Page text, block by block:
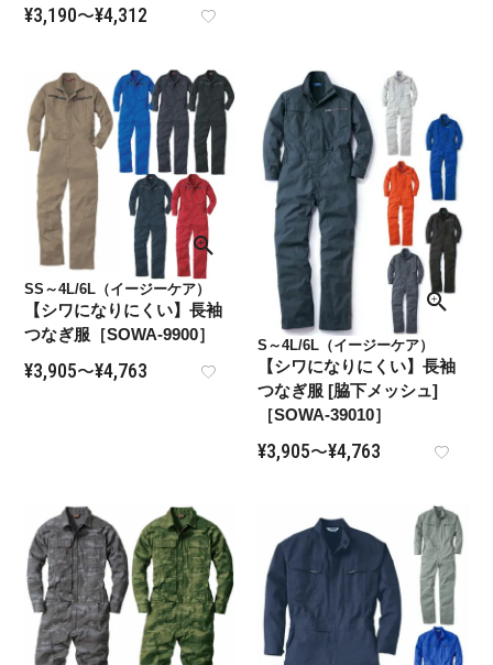
¥3,190〜¥4,312
SS～4L/6L（イージーケア）
【シワになりにくい】長袖
つなぎ服［SOWA-9900］
¥3,905〜¥4,763
S～4L/6L（イージーケア）
【シワになりにくい】長袖
つなぎ服 [脇下メッシュ]
［SOWA-39010］
¥3,905〜¥4,763